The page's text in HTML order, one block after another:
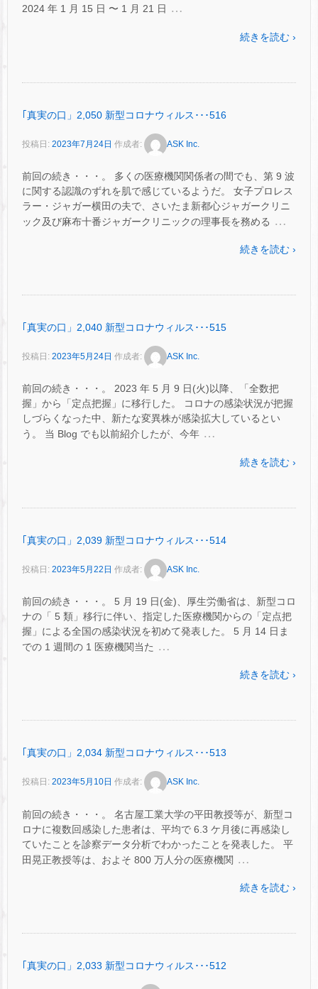
2024 年 1 月 15 日 〜 1 月 21 日 …
続きを読む ›
｢真実の口」2,050 新型コロナウィルス･･･516
投稿日: 2023年7月24日 作成者: ASK Inc.
前回の続き・・・。 多くの医療機関関係者の間でも、第 9 波
に関する認識のずれを肌で感じているようだ。 女子プロレス
ラー・ジャガー横田の夫で、さいたま新都心ジャガークリニ
ック及び麻布十番ジャガークリニックの理事長を務める …
続きを読む ›
｢真実の口」2,040 新型コロナウィルス･･･515
投稿日: 2023年5月24日 作成者: ASK Inc.
前回の続き・・・。 2023 年 5 月 9 日(火)以降、「全数把
握」から「定点把握」に移行した。 コロナの感染状況が把握
しづらくなった中、新たな変異株が感染拡大しているとい
う。 当 Blog でも以前紹介したが、今年 …
続きを読む ›
｢真実の口」2,039 新型コロナウィルス･･･514
投稿日: 2023年5月22日 作成者: ASK Inc.
前回の続き・・・。 5 月 19 日(金)、厚生労働省は、新型コロ
ナの「 5 類」移行に伴い、指定した医療機関からの「定点把
握」による全国の感染状況を初めて発表した。 5 月 14 日ま
での 1 週間の 1 医療機関当た …
続きを読む ›
｢真実の口」2,034 新型コロナウィルス･･･513
投稿日: 2023年5月10日 作成者: ASK Inc.
前回の続き・・・。 名古屋工業大学の平田教授等が、新型コ
ロナに複数回感染した患者は、平均で 6.3 ケ月後に再感染し
ていたことを診察データ分析でわかったことを発表した。 平
田晃正教授等は、およそ 800 万人分の医療機関 …
続きを読む ›
｢真実の口」2,033 新型コロナウィルス･･･512